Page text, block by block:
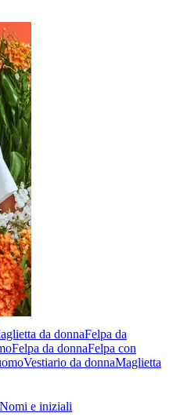
da donnaFelpa da
Felpa da donnaFelpa con
Vestiario da donnaMaglietta
Nomi e iniziali